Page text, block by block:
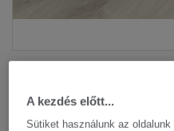
A kezdés előtt...
Sütiket használunk az